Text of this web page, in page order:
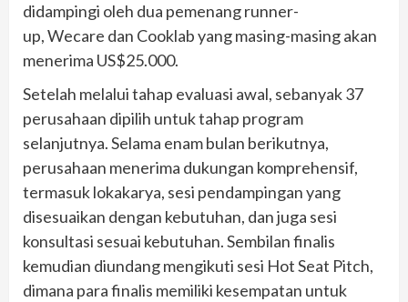
didampingi oleh dua pemenang runner-
up, Wecare dan Cooklab yang masing-masing akan
menerima US$25.000.
Setelah melalui tahap evaluasi awal, sebanyak 37
perusahaan dipilih untuk tahap program
selanjutnya. Selama enam bulan berikutnya,
perusahaan menerima dukungan komprehensif,
termasuk lokakarya, sesi pendampingan yang
disesuaikan dengan kebutuhan, dan juga sesi
konsultasi sesuai kebutuhan. Sembilan finalis
kemudian diundang mengikuti sesi Hot Seat Pitch,
dimana para finalis memiliki kesempatan untuk